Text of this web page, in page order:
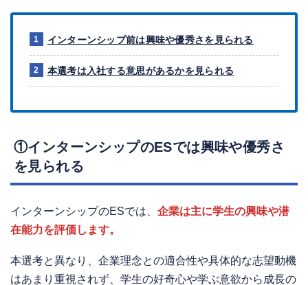
インターンシップ前は興味や優秀さを見られる
本選考は入社する意思があるかを見られる
①インターンシップのESでは興味や優秀さ
を見られる
インターンシップのESでは、 企業は主に学生の興味や潜
在能力を評価します。
本選考と異なり、企業理念との適合性や具体的な志望動機
はあまり重視されず、学生の好奇心や学ぶ意欲から成長の